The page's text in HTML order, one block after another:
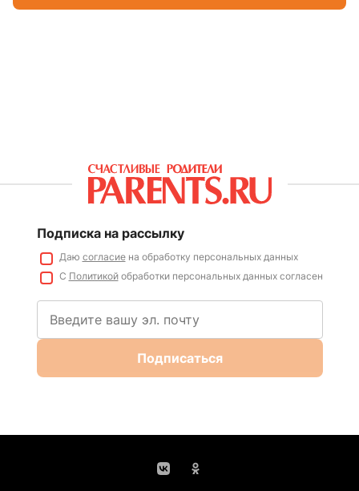
Подписка на рассылку
Даю согласиена обработку персональных данных
С Политикойобработки персональных данных согласен
Подписаться